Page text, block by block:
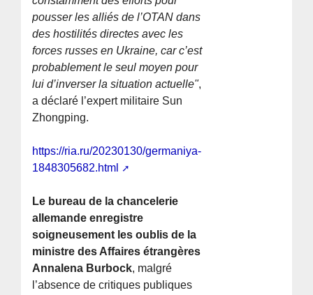
pousser les alliés de l’OTAN dans
des hostilités directes avec les
forces russes en Ukraine, car c’est
probablement le seul moyen pour
lui d’inverser la situation actuelle",
a déclaré l’expert militaire Sun
Zhongping.
https://ria.ru/20230130/germaniya-
1848305682.html
Le bureau de la chancelerie
allemande enregistre
soigneusement les oublis de la
ministre des Affaires étrangères
Annalena Burbock, malgré
l’absence de critiques publiques